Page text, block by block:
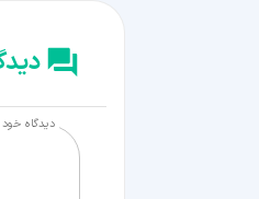
دیدگاه